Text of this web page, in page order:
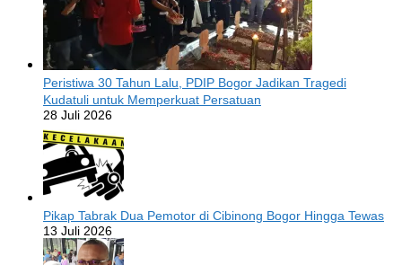
Peristiwa 30 Tahun Lalu, PDIP Bogor Jadikan Tragedi
Kudatuli untuk Memperkuat Persatuan
28 Juli 2026
Pikap Tabrak Dua Pemotor di Cibinong Bogor Hingga Tewas
13 Juli 2026